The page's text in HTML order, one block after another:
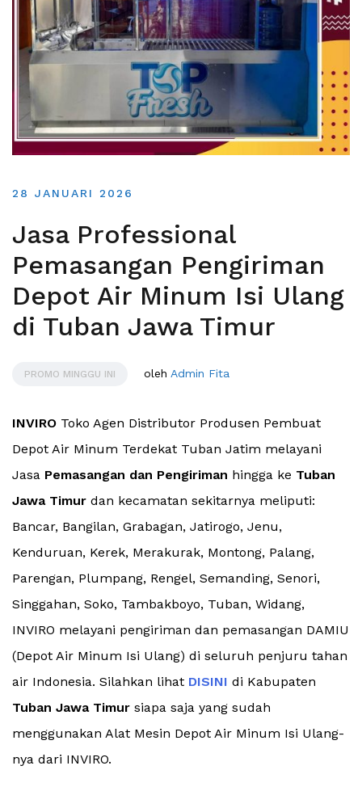
28 JANUARI 2026
Jasa Professional
Pemasangan Pengiriman
Depot Air Minum Isi Ulang
di Tuban Jawa Timur
PROMO MINGGU INI oleh Admin Fita
INVIRO Toko Agen Distributor Produsen Pembuat
Depot Air Minum Terdekat Tuban Jatim melayani
Jasa Pemasangan dan Pengiriman hingga ke Tuban
Jawa Timur dan kecamatan sekitarnya meliputi:
Bancar, Bangilan, Grabagan, Jatirogo, Jenu,
Kenduruan, Kerek, Merakurak, Montong, Palang,
Parengan, Plumpang, Rengel, Semanding, Senori,
Singgahan, Soko, Tambakboyo, Tuban, Widang,
INVIRO melayani pengiriman dan pemasangan DAMIU
(Depot Air Minum Isi Ulang) di seluruh penjuru tahan
air Indonesia. Silahkan lihat DISINI di Kabupaten
Tuban Jawa Timur siapa saja yang sudah
menggunakan Alat Mesin Depot Air Minum Isi Ulang-
nya dari INVIRO.